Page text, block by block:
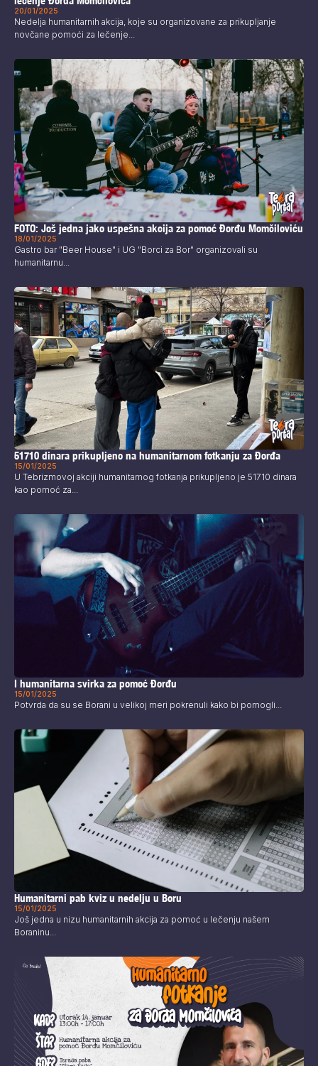
20/01/2025
Nedelja humanitarnih akcija, koje su organizovane za prikupljanje
novčane pomoći za lečenje...
FOTO: Još jedna jako uspešna akcija za pomoć Đorđu Momčiloviću
18/01/2025
Gastro bar "Beer House" i UG "Borci za Bor" organizovali su
humanitarnu...
51710 dinara prikupljeno na humanitarnom fotkanju za Đorđa
15/01/2025
U Tebrizmovoj akciji humanitarnog fotkanja prikupljeno je 51710 dinara
kao pomoć za...
I humanitarna svirka za pomoć Đorđu
15/01/2025
Potvrda da su se Borani u velikoj meri pokrenuli kako bi pomogli...
Humanitarni pab kviz u nedelju u Boru
15/01/2025
Još jedna u nizu humanitarnih akcija za pomoć u lečenju našem
Boraninu...